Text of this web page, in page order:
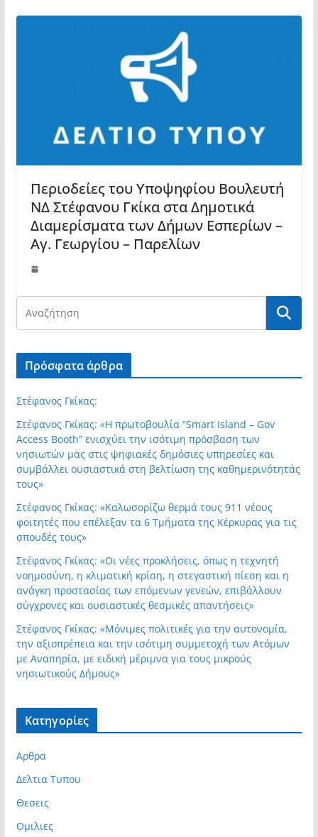
Περιοδείες του Υποψηφίου Βουλευτή
ΝΔ Στέφανου Γκίκα στα Δημοτικά
Διαμερίσματα των Δήμων Εσπερίων –
Αγ. Γεωργίου – Παρελίων
Πρόσφατα άρθρα
Στέφανος Γκίκας:
Στέφανος Γκίκας: «Η πρωτοβουλία “Smart Island – Gov
Access Booth” ενισχύει την ισότιμη πρόσβαση των
νησιωτών μας στις ψηφιακές δημόσιες υπηρεσίες και
συμβάλλει ουσιαστικά στη βελτίωση της καθημερινότητάς
τους»
Στέφανος Γκίκας: «Καλωσορίζω θερμά τους 911 νέους
φοιτητές που επέλεξαν τα 6 Τμήματα της Κέρκυρας για τις
σπουδές τους»
Στέφανος Γκίκας: «Οι νέες προκλήσεις, όπως η τεχνητή
νοημοσύνη, η κλιματική κρίση, η στεγαστική πίεση και η
ανάγκη προστασίας των επόμενων γενεών, επιβάλλουν
σύγχρονες και ουσιαστικές θεσμικές απαντήσεις»
Στέφανος Γκίκας: «Μόνιμες πολιτικές για την αυτονομία,
την αξιοπρέπεια και την ισότιμη συμμετοχή των Ατόμων
με Αναπηρία, με ειδική μέριμνα για τους μικρούς
νησιωτικούς Δήμους»
Kατηγορίες
Αρθρα
Δελτια Τυπου
Θεσεις
Ομιλιες